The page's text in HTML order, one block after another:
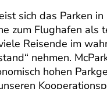
sich das Parken in
zum Flughafen als
Reisende im
nehmen.
hohen